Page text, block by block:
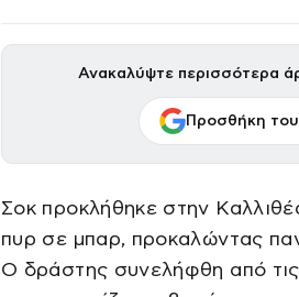
Ανακαλύψτε περισσότερα
Προσθήκη
Σοκ προκλήθηκε στην
πυρ σε μπαρ, προκαλώντας
Ο δράστης συνελήφθη από τις